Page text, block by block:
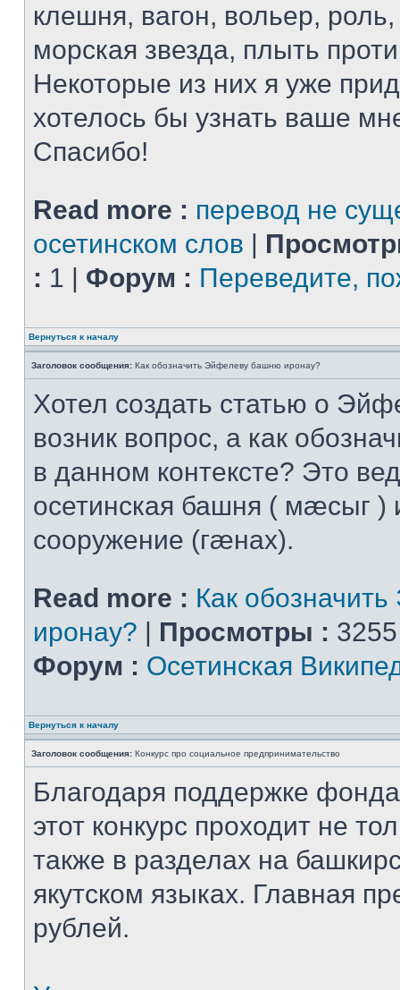
клешня, вагон, вольер,
морская звезда, плыть
Некоторые из них я уже
хотелось бы узнать ваше
Спасибо!
Read more : перевод не
осетинском слов |
: 1 | Форум : Переведите,
Вернуться к началу
Заголовок сообщения: Как обозначить Эйфелеву башню иронау?
Хотел создать статью о
возник вопрос, а как
в данном контексте? Это
осетинская башня ( мæсыг )
сооружение (гæнах).
Read more : Как
иронау? | Просмотры :
Форум : Осетинская
Вернуться к началу
Заголовок сообщения: Конкурс про социальное предпринимательство
Благодаря поддержке
этот конкурс проходит не
также в разделах на
якутском языках. Главная
рублей.